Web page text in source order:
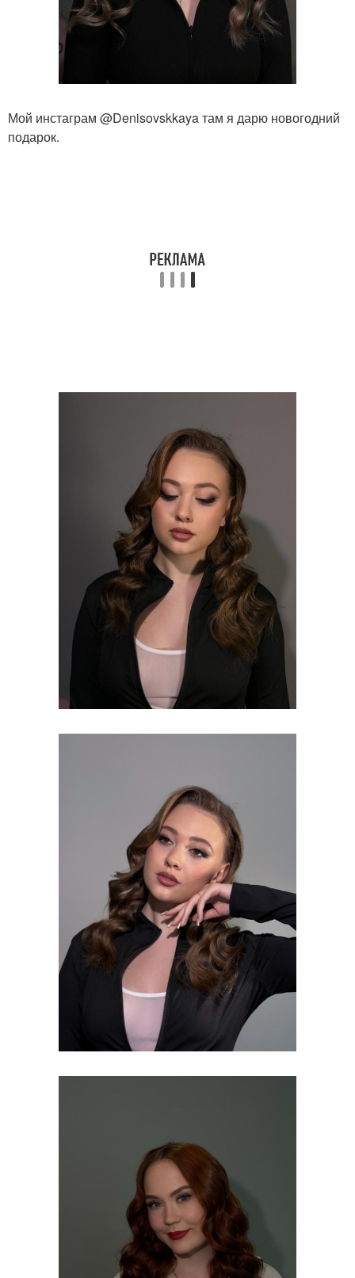
Мой инстаграм @Denisovskkaya там я дарю новогодний
подарок.